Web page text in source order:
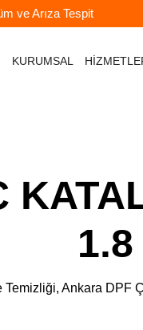
ve Arıza Tespit
KURUMSAL
Temizliği, Ankara